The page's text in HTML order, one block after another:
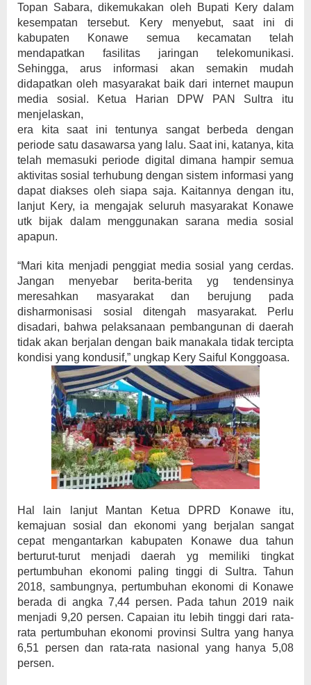
Topan Sabara, dikemukakan oleh Bupati Kery dalam
kesempatan tersebut. Kery menyebut, saat ini di
kabupaten Konawe semua kecamatan telah
mendapatkan fasilitas jaringan telekomunikasi.
Sehingga, arus informasi akan semakin mudah
didapatkan oleh masyarakat baik dari internet maupun
media sosial. Ketua Harian DPW PAN Sultra itu
menjelaskan,
era kita saat ini tentunya sangat berbeda dengan
periode satu dasawarsa yang lalu. Saat ini, katanya, kita
telah memasuki periode digital dimana hampir semua
aktivitas sosial terhubung dengan sistem informasi yang
dapat diakses oleh siapa saja. Kaitannya dengan itu,
lanjut Kery, ia mengajak seluruh masyarakat Konawe
utk bijak dalam menggunakan sarana media sosial
apapun.
“Mari kita menjadi penggiat media sosial yang cerdas.
Jangan menyebar berita-berita yg tendensinya
meresahkan masyarakat dan berujung pada
disharmonisasi sosial ditengah masyarakat. Perlu
disadari, bahwa pelaksanaan pembangunan di daerah
tidak akan berjalan dengan baik manakala tidak tercipta
kondisi yang kondusif,” ungkap Kery Saiful Konggoasa.
Hal lain lanjut Mantan Ketua DPRD Konawe itu,
kemajuan sosial dan ekonomi yang berjalan sangat
cepat mengantarkan kabupaten Konawe dua tahun
berturut-turut menjadi daerah yg memiliki tingkat
pertumbuhan ekonomi paling tinggi di Sultra. Tahun
2018, sambungnya, pertumbuhan ekonomi di Konawe
berada di angka 7,44 persen. Pada tahun 2019 naik
menjadi 9,20 persen. Capaian itu lebih tinggi dari rata-
rata pertumbuhan ekonomi provinsi Sultra yang hanya
6,51 persen dan rata-rata nasional yang hanya 5,08
persen.